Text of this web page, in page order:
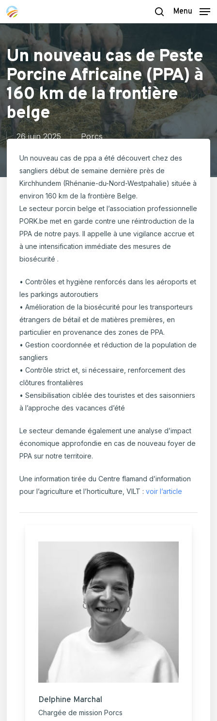
Skip
main
content
search
Menu
Un nouveau cas de Peste
Porcine Africaine (PPA) à
160 km de la frontière
belge
26 juin 2025 Porcs
Un nouveau cas de ppa a été découvert chez des
sangliers début de semaine dernière près de
Kirchhundem (Rhénanie-du-Nord-Westpahalie) située à
environ 160 km de la frontière Belge.
Le secteur porcin belge et l’association professionnelle
PORK.be met en garde contre une réintroduction de la
PPA de notre pays. Il appelle à une vigilance accrue et
à une intensification immédiate des mesures de
biosécurité .
• Contrôles et hygiène renforcés dans les aéroports et
les parkings autoroutiers
• Amélioration de la biosécurité pour les transporteurs
étrangers de bétail et de matières premières, en
particulier en provenance des zones de PPA.
• Gestion coordonnée et réduction de la population de
sangliers
• Contrôle strict et, si nécessaire, renforcement des
clôtures frontalières
• Sensibilisation ciblée des touristes et des saisonniers
à l’approche des vacances d’été
Le secteur demande également une analyse d’impact
économique approfondie en cas de nouveau foyer de
PPA sur notre territoire.
Une information tirée du Centre flamand d’information
pour l’agriculture et l’horticulture, VILT :voir l’article
Delphine Marchal
Chargée de mission Porcs